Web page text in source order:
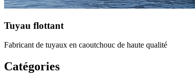
Tuyau flottant
Fabricant de tuyaux en caoutchouc de haute qualité
Catégories